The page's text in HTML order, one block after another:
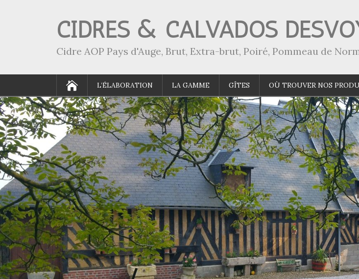
CIDRES & CALVADOS
Cidre AOP Pays d'Auge, Brut, Extra-brut, Poiré, Pommeau de
L’ÉLABORATION LA GAMME GÎTES OÙ TROUVER NOS